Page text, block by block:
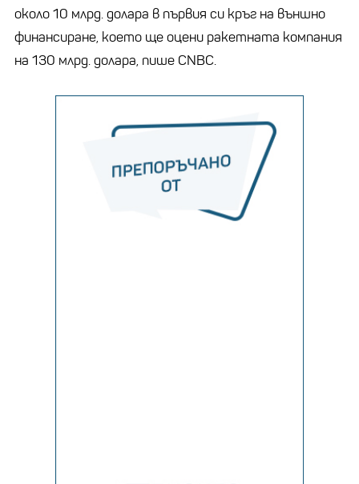
около 10 млрд. долара в първия си кръг на външно
финансиране, което ще оцени ракетната компания
на 130 млрд. долара, пише CNBC.